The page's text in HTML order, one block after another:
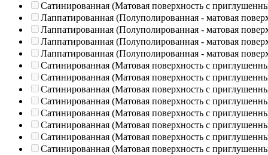
Сатинированная (Матовая поверхность с
Лаппатированная (Полуполированная - матовая
Лаппатированная (Полуполированная - матовая
Лаппатированная (Полуполированная - матовая
Лаппатированная (Полуполированная - матовая
Сатинированная (Матовая поверхность с
Сатинированная (Матовая поверхность с
Сатинированная (Матовая поверхность с
Сатинированная (Матовая поверхность с
Сатинированная (Матовая поверхность с
Сатинированная (Матовая поверхность с
Сатинированная (Матовая поверхность с
Сатинированная (Матовая поверхность с